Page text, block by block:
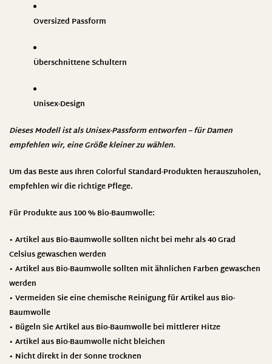
Oversized Passform
Überschnittene Schultern
Unisex-Design
Dieses Modell ist als Unisex-Passform entworfen – für Damen
empfehlen wir, eine Größe kleiner zu wählen.
Um das Beste aus Ihren Colorful Standard-Produkten herauszuholen,
empfehlen wir die richtige Pflege.
Für Produkte aus 100 % Bio-Baumwolle:
• Artikel aus Bio-Baumwolle sollten nicht bei mehr als 40 Grad
Celsius gewaschen werden
• Artikel aus Bio-Baumwolle sollten mit ähnlichen Farben gewaschen
werden
• Vermeiden Sie eine chemische Reinigung für Artikel aus Bio-
Baumwolle
• Bügeln Sie Artikel aus Bio-Baumwolle bei mittlerer Hitze
• Artikel aus Bio-Baumwolle nicht bleichen
• Nicht direkt in der Sonne trocknen